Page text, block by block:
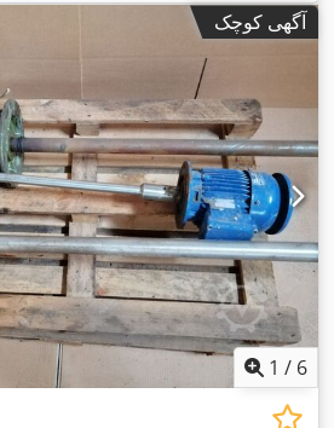
آگهی کوچک
1 / 6